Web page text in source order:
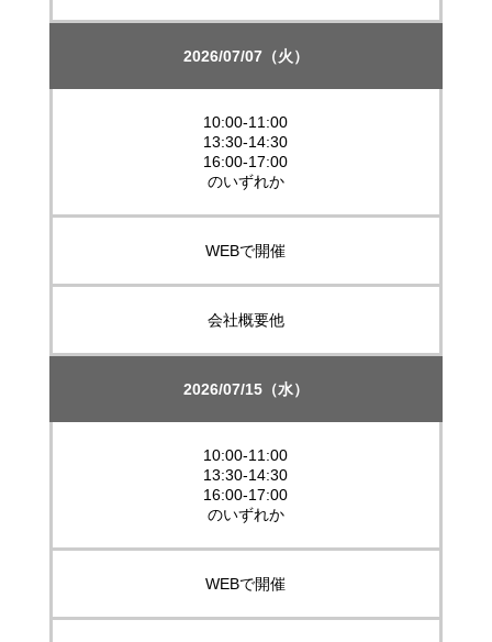
2026/07/07（火）
10:00-11:00
13:30-14:30
16:00-17:00
のいずれか
WEBで開催
会社概要他
2026/07/15（水）
10:00-11:00
13:30-14:30
16:00-17:00
のいずれか
WEBで開催